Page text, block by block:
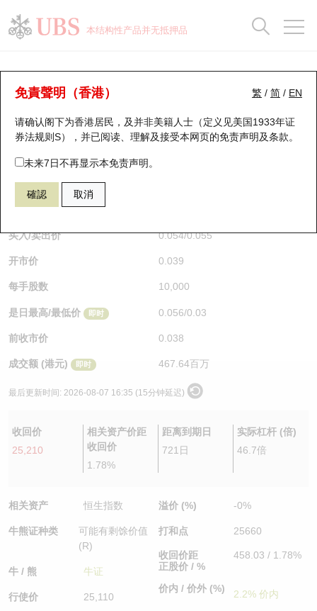
本结构性产品并无抵押品
繁 / 简 / EN
免責聲明（香港）
请确认阁下为香港居民，及并非美籍人士（定义见美国1933年证
券法规则S），并已阅读、理解及接受本网页的免责声明及条款。
未来7日不再显示本免责声明。
確認 取消
牛熊证分析仪
表现 街货统计 比较
67438 瑞银牛证 HSI 恒生指数
$0.055 0.017
买入/卖出价 0.054/0.055
开市价 0.039
每手股数 10,000
是日最高/最低价 即时 0.056/0.03
前收市价 0.038
成交额 (港元) 即时 467.64百万
最后更新时间: 2026-08-07 16:35 (15分钟延迟)
收回价
25,210
相关资产价距
收回价
1.78%
距离到期日
721日
实际杠杆 (倍)
46.7倍
相关资产 恒生指数
牛熊证种类
可能有剩馀价值
(R)
牛 / 熊 牛证
行使价 25,110
溢价 (%) -0%
打和点 25660
收回价距
正股价 / %
458.03 / 1.78%
价内 / 价外 (%) 2.2% 价内
瑞银认股证一览
新发行瑞银认股证
即将到期认股证
认股证到期结算价查找
认股证分析仪
认股证速算机
认股证/牛熊证日志
认股证文件及公告
街货统计
比较
牛熊全景快搜
牛熊证搜寻
牛熊证街货分布图
正股牛熊证列表
新发行瑞银牛熊证
已收回牛熊证剩余价值
牛熊证到期结算价查找
牛熊证分析仪
牛熊证文件及公告
街货统计
比较
十大升幅/跌幅
十大认股证成交分布
十天股证占大市成交
资金流
街货统计
三十大平均引伸波幅
正股分析仪
二十大活跃股份
恒指成份股
国指成份股
科指成份股
相关资产沽空
中资ETFs溢价比较
AH 股价对照
持股比重
显示所有持股比重
每月轮证大市专题
轮证专栏
讲座及教育短片
认股证投资者教育
牛熊证投资者教育
认股证牛熊证常问问题